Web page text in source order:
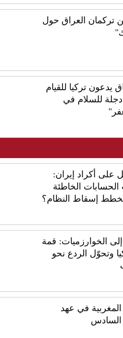
تركمان العراق حول
يدعون تركيا للقيام
للسلام في
على أكراد إيران:
الخاطئة
إسقاط النظام؟
الخوارزميات: قمة
وتحوّل الردع نحو
المغربية في عهد
السادس